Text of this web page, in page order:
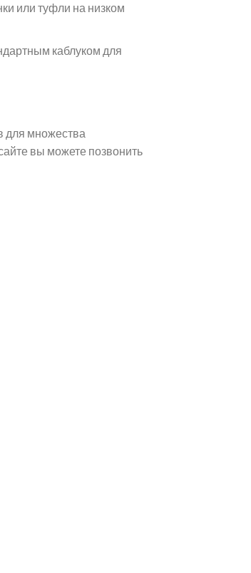
или туфли на низком
каблуком для
для множества
вы можете позвонить